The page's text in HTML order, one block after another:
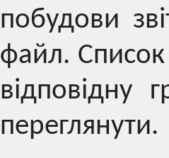
побудови
файл.
відповідну
переглянути.